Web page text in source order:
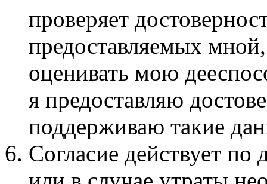
проверяет
предоставляемых
оценивать мою
я предоставляю
поддерживаю такие
Согласие действует